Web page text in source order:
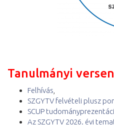
Tanulmányi
Felhívás,
SZGYTV felvételi plusz
SCUP
Az SZGYTV 2026. évi